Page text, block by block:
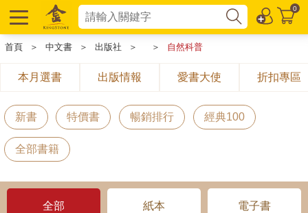
0
首頁 ＞ 中文書 ＞ 出版社 ＞ ＞ 自然科普
本月選書 出版情報 愛書大使 折扣專區
新書 特價書 暢銷排行 經典100
全部書籍
全部 紙本 電子書